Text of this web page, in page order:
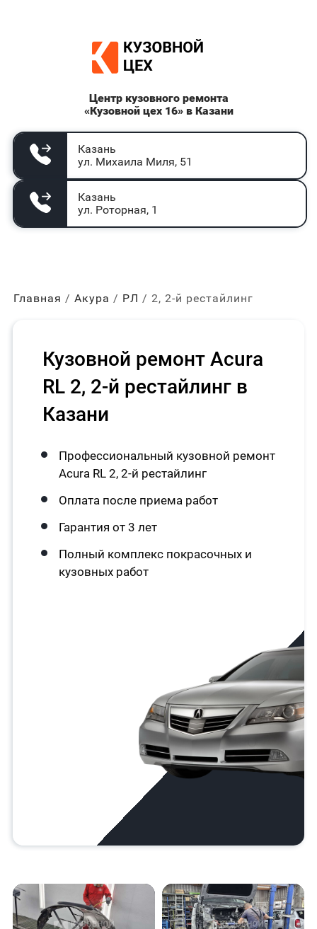
Центр кузовного ремонта
«Кузовной цех 16» в Казани
Казань
ул. Михаила Миля, 51
Казань
ул. Роторная, 1
Главная Акура РЛ 2, 2-й рестайлинг
Кузовной ремонт Acura
RL 2, 2-й рестайлинг в
Казани
Профессиональный кузовной ремонт
Acura RL 2, 2-й рестайлинг
Оплата после приема работ
Гарантия от 3 лет
Полный комплекс покрасочных и
кузовных работ